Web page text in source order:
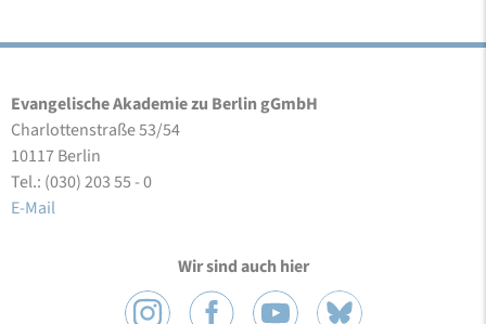
Evangelische Akademie zu Berlin gGmbH
Charlottenstraße 53/54
10117 Berlin
Tel.: (030) 203 55 - 0
E-Mail
Wir sind auch hier